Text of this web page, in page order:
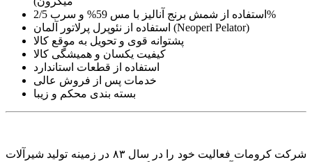
استفاده از شمش برنج آنالیز با مس 59% و سرب 2/5%
استفاده از نئوپرل پرلاتور آلمان (Neoperl Pelator)
پشتوانه قوی و تحویل به موقع کالا
کیفیت یکسان و همیشگی کالا
استفاده از قطعات استاندارد
خدمات پس از فروش عالی
بسته بندی محکم و زیبا
شرکت کرومات فعالیت خود را در سال ۸۳ در زمینه تولید شیرآلات